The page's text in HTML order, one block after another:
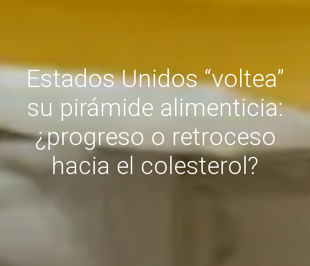
Estados Unidos “voltea”
su pirámide alimenticia:
¿progreso o retroceso
hacia el colesterol?